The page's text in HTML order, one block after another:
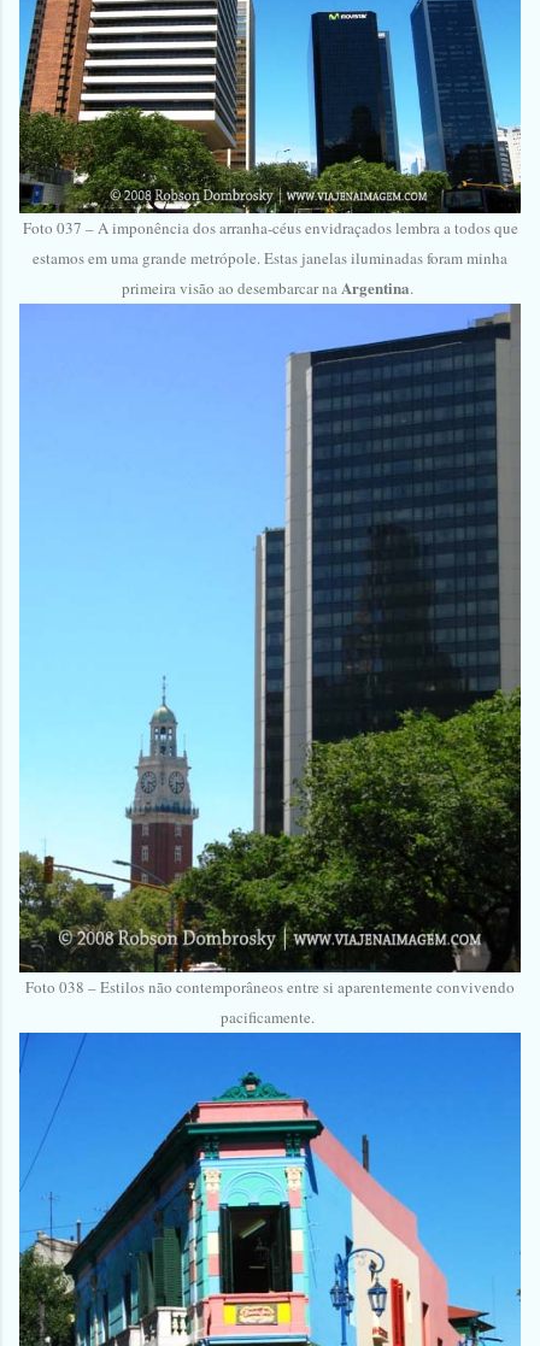
Foto 037 – A imponência dos arranha-céus envidraçados lembra a todos que
estamos em uma grande metrópole. Estas janelas iluminadas foram minha
primeira visão ao desembarcar naArgentina.
Foto 038 – Estilos não contemporâneos entre si aparentemente convivendo
pacificamente.